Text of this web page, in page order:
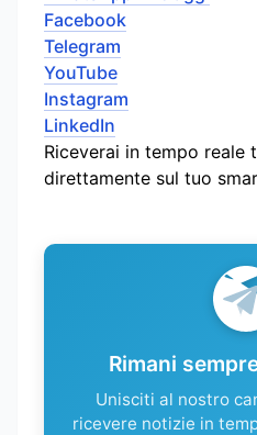
Facebook
Telegram
YouTube
Instagram
LinkedIn
Riceverai in tempo reale
direttamente sul tuo
Rimani
Unisciti al nostro
ricevere notizie in